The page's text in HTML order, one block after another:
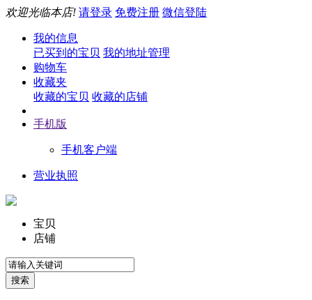
欢迎光临本店! 请登录 免费注册 微信登陆
我的信息
已买到的宝贝 我的地址管理
购物车
收藏夹
收藏的宝贝 收藏的店铺
手机版
手机客户端
营业执照
宝贝
店铺